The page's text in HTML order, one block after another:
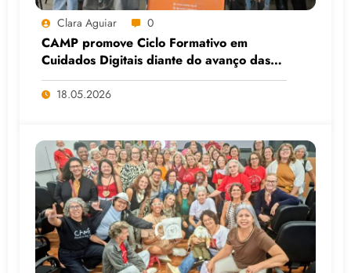
Clara Aguiar 0
CAMP promove Ciclo Formativo em
Cuidados Digitais diante do avanço das
Big Techs e da IA
18.05.2026